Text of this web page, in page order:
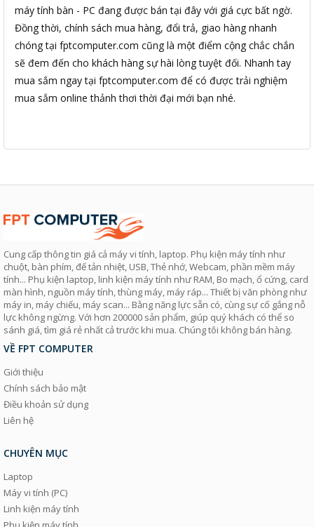
máy tính bàn - PC đang được bán tại đây với giá cực bất ngờ.
Đồng thời, chính sách mua hàng, đổi trả, giao hàng nhanh
chóng tại fptcomputer.com cũng là một điểm cộng chắc chắn
sẽ đem đến cho khách hàng sự hài lòng tuyệt đối. Nhanh tay
mua sắm ngay tại fptcomputer.com để có được trải nghiệm
mua sắm online thảnh thơi thời đại mới bạn nhé.
Cung cấp thông tin giá cả máy vi tính, laptop. Phụ kiện máy tính như
chuột, bàn phím, đế tản nhiệt, USB, Thẻ nhớ, Webcam, phần mềm máy
tính... Phụ kiện laptop, linh kiện máy tính như RAM, Bo mạch, ổ cứng, card
màn hình, nguồn máy tính, thùng máy, máy ráp... Thiết bị văn phòng như
máy in, máy chiếu, máy scan... Bằng năng lực sẵn có, cùng sự cố gắng nỗ
lực không ngừng. Với hơn 200000 sản phẩm, giúp quý khách có thể so
sánh giá, tìm giá rẻ nhất cả trước khi mua. Chúng tôi không bán hàng.
VỀ FPT COMPUTER
Giới thiệu
Chính sách bảo mật
Điều khoản sử dụng
Liên hệ
CHUYÊN MỤC
Laptop
Máy vi tính (PC)
Linh kiện máy tính